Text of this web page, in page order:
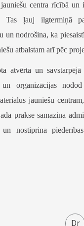
centra rīcībā un
Tas ļauj ilgtermiņā
un nodrošina, ka
atbalstam arī pēc
atvērta un savstarpējā
organizācijas
jauniešu
prakse samazina
nostiprina